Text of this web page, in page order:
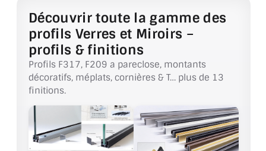
PORTE EN VERRE
GARDE CORPS EN VERRE
VERRIÈRE TYPE ATELIER
VERRES TEXTURÉS
PLEXIGLAS PMMA
DOUBLE VITRAGE
Découvrir toute la gamme des
profils Verres et Miroirs –
profils & finitions
Profils F317, F209 a pareclose, montants
décoratifs, méplats, cornières & T… plus de 13
finitions.